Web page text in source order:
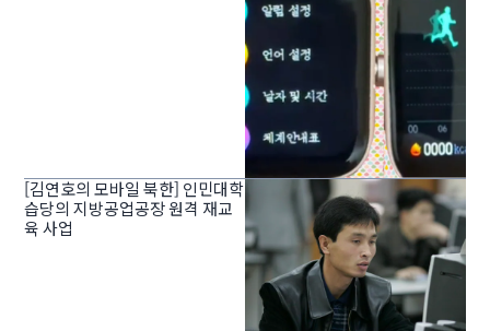
[김연호의 모바일 북한] 인민대학
습당의 지방공업공장 원격 재교
육 사업